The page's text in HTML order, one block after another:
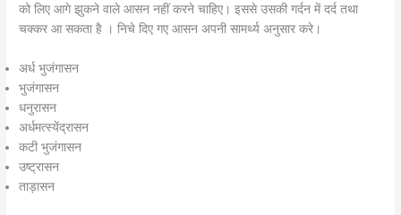
को लिए आगे झुकने वाले आसन नहीं करने चाहिए। इससे उसकी गर्दन में दर्द तथा
चक्कर आ सकता है । निचे दिए गए आसन अपनी सामर्थ्य अनुसार करे।
अर्ध भुजंगासन
भुजंगासन
धनुरासन
अर्धमत्स्येंद्रासन
कटी भुजंगासन
उष्ट्रासन
ताड़ासन